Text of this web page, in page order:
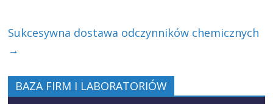
Sukcesywna dostawa odczynników chemicznych
→
BAZA FIRM I LABORATORIÓW